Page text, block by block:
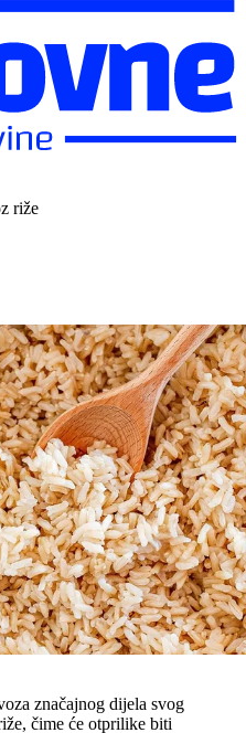
riže
značajnog dijela svog
čime će otprilike biti